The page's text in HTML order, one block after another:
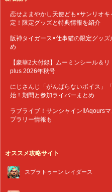
恋せよまやかし天使ども×サンリオ
定！限定グッズと特典情報を紹介
阪神タイガース×仕事猫の限定グッ
め
【豪華2大付録】ムーミンシール＆
plus 2026年秋号
にじさんじ「がんばらないボイス」
始！期間と参加ライバーまとめ
ラブライブ！サンシャイン!!Aqours
プラリー情報も
オススメ攻略サイト
スプラトゥーン レイダース